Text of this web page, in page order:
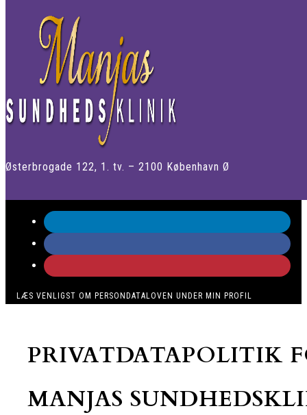
Østerbrogade 122, 1. tv. – 2100 København Ø
LÆS VENLIGST OM PERSONDATALOVEN UNDER MIN PROFIL
PRIVATDATAPOLITIK
MANJAS